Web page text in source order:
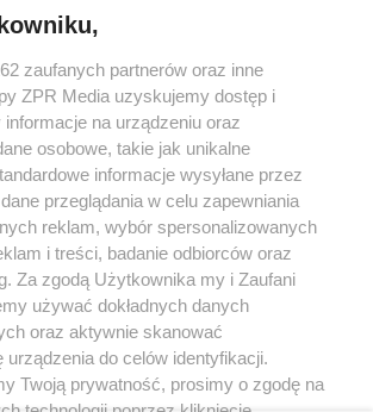
w serwisie nie może być powielany i
dalej rozpowszechniany w jakikolwiek sposób (w
lub mechaniczny) na jakimkolwiek polu
formie, włącznie z umieszczaniem w Internecie
praw. Jakiekolwiek użycie lub
w całości lub w części z naruszeniem prawa, tzn.
jest zabronione pod groźbą kary i może być ścigane
O nas
zaufanych partnerów oraz inne
ZPR Media uzyskujemy dostęp i
na urządzeniu oraz
osobowe, takie jak unikalne
informacje wysyłane przez
przeglądania w celu zapewniania
reklam, wybór spersonalizowanych
i treści, badanie odbiorców oraz
Za zgodą Użytkownika my i Zaufani
używać dokładnych danych
oraz aktywnie skanować
do celów identyfikacji.
Twoją prywatność, prosimy o zgodę na